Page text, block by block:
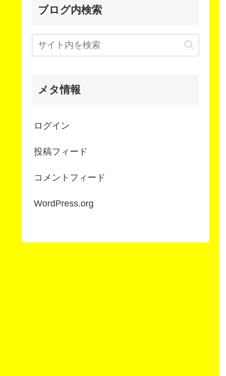
ブログ内検索
メタ情報
ログイン
投稿フィード
コメントフィード
WordPress.org